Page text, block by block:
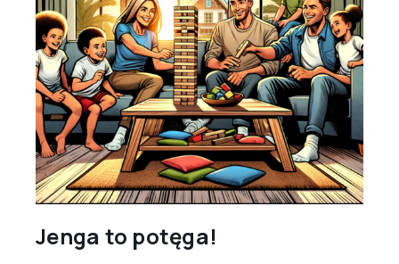
Jenga to potęga!